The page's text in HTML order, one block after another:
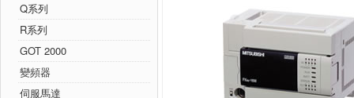
Q系列
R系列
GOT 2000
變頻器
伺服馬達